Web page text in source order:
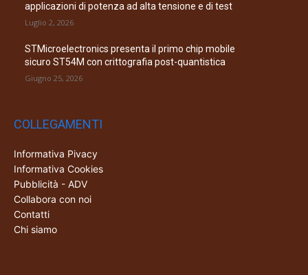
applicazioni di potenza ad alta tensione e di test
Luglio 2, 2026
STMicroelectronics presenta il primo chip mobile
sicuro ST54M con crittografia post-quantistica
Giugno 25, 2026
COLLEGAMENTI
Informativa Pivacy
Informativa Cookies
Pubblicità - ADV
Collabora con noi
Contatti
Chi siamo